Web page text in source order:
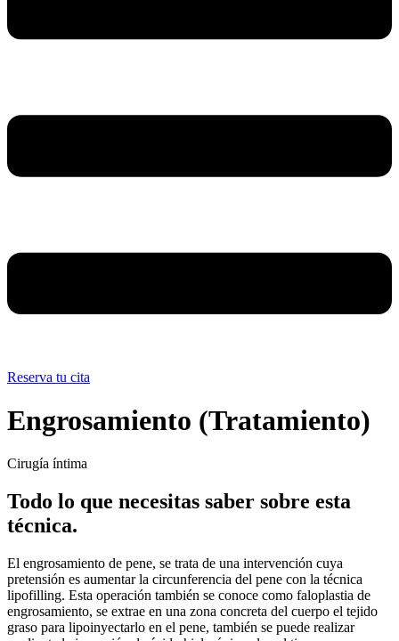
Reserva tu cita
Engrosamiento (Tratamiento)
Cirugía íntima
Todo lo que necesitas saber sobre esta
técnica.
El engrosamiento de pene, se trata de una intervención cuya
pretensión es aumentar la circunferencia del pene con la técnica
lipofilling. Esta operación también se conoce como faloplastia de
engrosamiento, se extrae en una zona concreta del cuerpo el tejido
graso para lipoinyectarlo en el pene, también se puede realizar